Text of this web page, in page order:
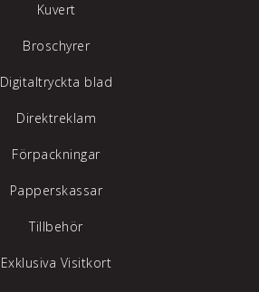
Kuvert
Broschyrer
Digitaltryckta blad
Direktreklam
Förpackningar
Papperskassar
Tillbehör
Exklusiva Visitkort